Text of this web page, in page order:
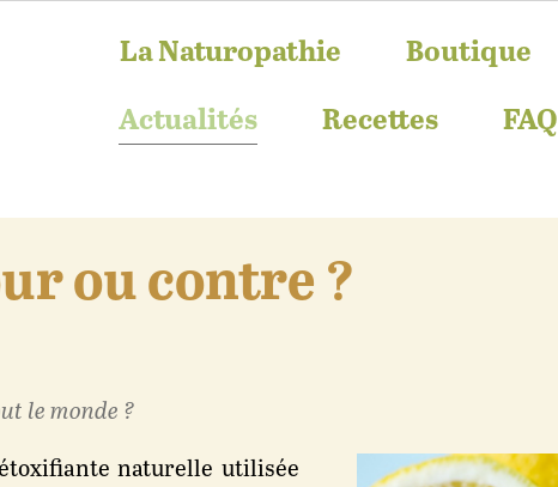
La Naturopathie Boutique
Actualités Recettes FAQ
ou contre ?
le monde ?
naturelle utilisée